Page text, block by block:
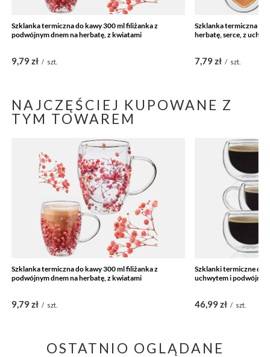
Szklanka termiczna do kawy 300 ml filiżanka z
podwójnym dnem na herbatę, z kwiatami
9,79 zł / szt.
Szklanka termiczna do
herbatę, serce, z
7,79 zł / szt.
NAJCZĘŚCIEJ KUPOWANE Z
TYM TOWAREM
Szklanka termiczna do kawy 300 ml filiżanka z
podwójnym dnem na herbatę, z kwiatami
9,79 zł / szt.
Szklanki termiczne do
uchwytem i
46,99 zł / szt.
OSTATNIO OGLĄDANE